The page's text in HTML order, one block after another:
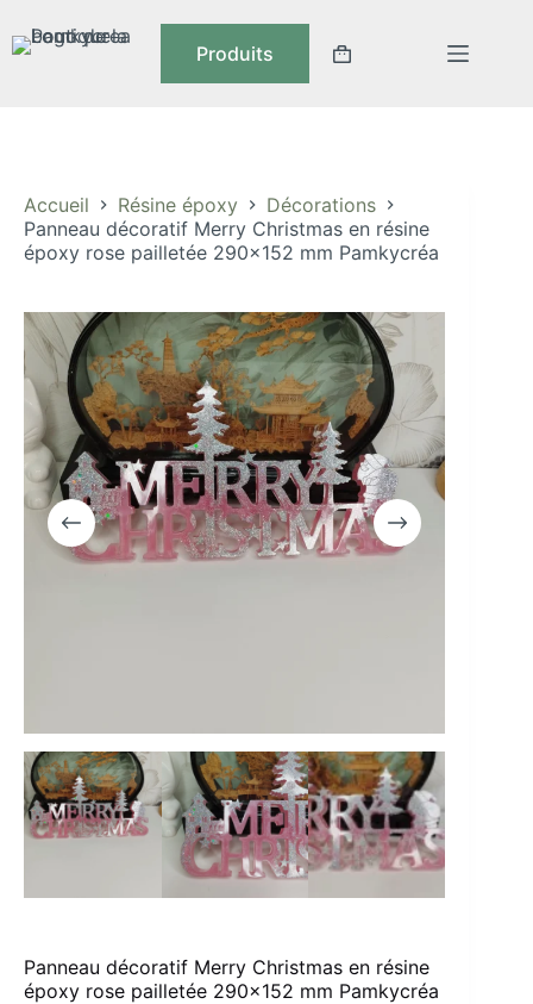
au
contenu
Produits
Panier
Accueil Résine époxy
Décorations
Panneau décoratif Merry Christmas en résine
époxy rose pailletée 290×152 mm Pamkycréa
Panneau décoratif Merry Christmas en résine
époxy rose pailletée 290×152 mm Pamkycréa